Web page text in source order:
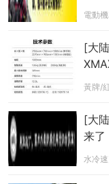
電動
[大
黃牌/
[大
来了
水冷